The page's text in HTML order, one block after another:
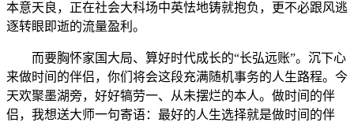
本意天良，正在社会大科场中英怯地铸就抱负，更不必跟风逃
逐转眼即逝的流量盈利。
而要胸怀家国大局、算好时代成长的“长弘远账”。沉下心
来做时间的伴侣，你们将会这段充满随机事务的人生路程。今
天欢聚墨湖旁，好好犒劳一、从未摆烂的本人。做时间的伴
侣，我想送大师一句寄语：最好的人生选择就是做时间的伴